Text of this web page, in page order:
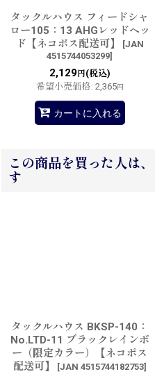
タックルハウス フィードシャ
ロー105：13 AHGレッドヘッ
ド【ネコポス配送可】
[JAN
4515744053299]
2,129円(税込)
希望小売価格: 2,365円
カートに入れる
この商品を買った人は
す
タックルハウス BKSP-140：
No.LTD-11 ブラックレインボ
ー（限定カラー）【ネコポス
配送可】
[JAN 4515744182753]